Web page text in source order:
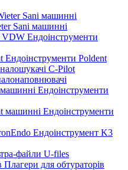
Sani машинні
Ендоінструменти
Ендоінструменти Poldent
C-Pilot
Ендоінструменти
Ендоінструменти
Ендоінструмент K3
файли U-files
Плагери для обтураторів